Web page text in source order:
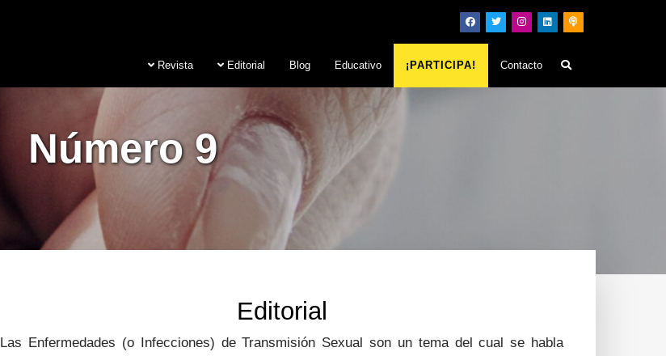
Revista Editorial Blog Educativo ¡PARTICIPA! Contacto
Número 9
Editorial
Las Enfermedades (o Infecciones) de Transmisión Sexual son un tema del cual se habla